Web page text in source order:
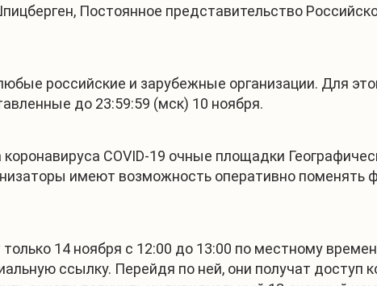
Постоянное представительство
российские и зарубежные организации. Для
до 23:59:59 (мск) 10 ноября.
COVID-19 очные площадки
имеют возможность оперативно поменять
14 ноября с 12:00 до 13:00 по местному
ссылку. Перейдя по ней, они получат доступ